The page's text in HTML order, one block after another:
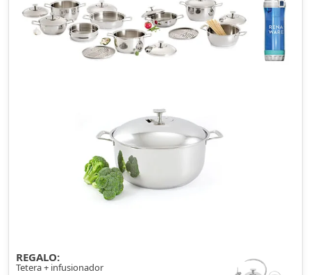
REGALO:
Tetera + infusionador